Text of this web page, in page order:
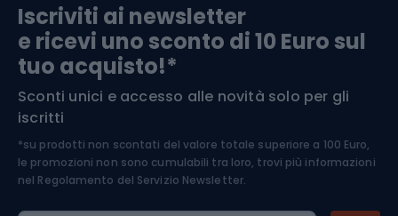
Arrampicata
Medicina dello sport
Abbigliamento ciclistico
Iscriviti ai newsletter
e ricevi uno sconto di 10 Euro sul
tuo acquisto!*
Sconti unici e accesso alle novità solo per gli
iscritti
*su prodotti non scontati del valore totale superiore a 100 Euro,
le promozioni non sono cumulabili tra loro, trovi più informazioni
nel Regolamento del Servizio Newsletter.